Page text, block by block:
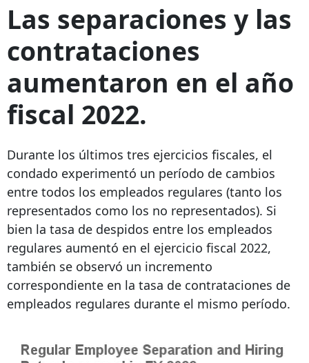
Las separaciones y las
contrataciones
aumentaron en el año
fiscal 2022.
Durante los últimos tres ejercicios fiscales, el
condado experimentó un período de cambios
entre todos los empleados regulares (tanto los
representados como los no representados). Si
bien la tasa de despidos entre los empleados
regulares aumentó en el ejercicio fiscal 2022,
también se observó un incremento
correspondiente en la tasa de contrataciones de
empleados regulares durante el mismo período.